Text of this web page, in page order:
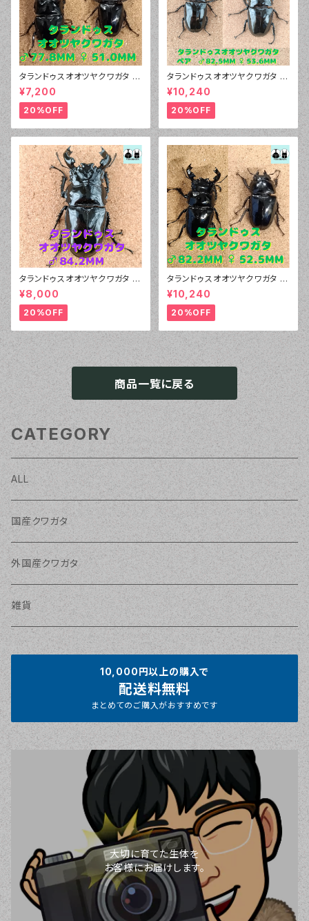
タランドゥスオオツヤクワガタ ♂
77.8mm、♀51.0mm ペア
¥7,200
20%OFF
タランドゥスオオツヤクワガタ ♂
82.5mm、♀53.6mm
¥10,240
20%OFF
タランドゥスオオツヤクワガタ ♂
84.2mm、♀54.0mm
¥8,000
20%OFF
タランドゥスオオツヤクワガタ ♂
82.2mm、♀52.5mm ペア
¥10,240
20%OFF
商品一覧に戻る
CATEGORY
ALL
国産クワガタ
外国産クワガタ
雑貨
10,000円以上の購入で
配送料無料
まとめてのご購入がおすすめです
大切に育てた生体を
お客様にお届けします。